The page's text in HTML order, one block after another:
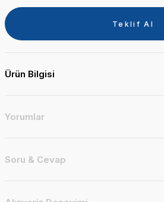
Teklif Al
Ürün Bilgisi
Yorumlar
Soru & Cevap